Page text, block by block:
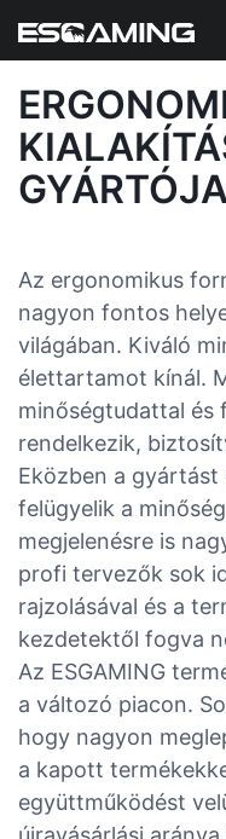
Az ergonomikus
nagyon fontos
világában. Kiváló
élettartamot kínál.
minőségtudattal és
rendelkezik,
Eközben a
felügyelik a
megjelenésre is
profi tervezők sok
rajzolásával és a
kezdetektől fogva
Az ESGAMING
a változó piacon.
hogy nagyon
a kapott
együttműködést